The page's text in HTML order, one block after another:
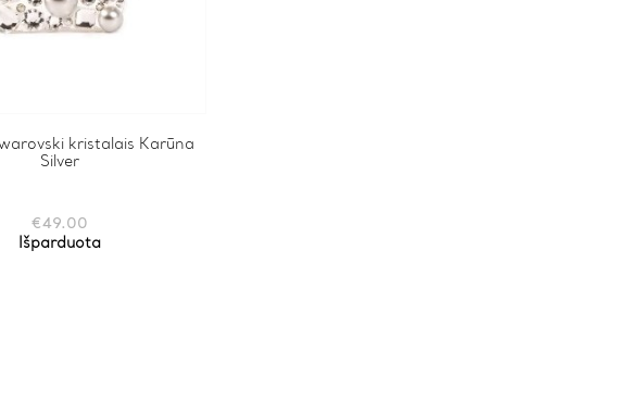
kristalais Karūna
Silver
€49.00
Išparduota